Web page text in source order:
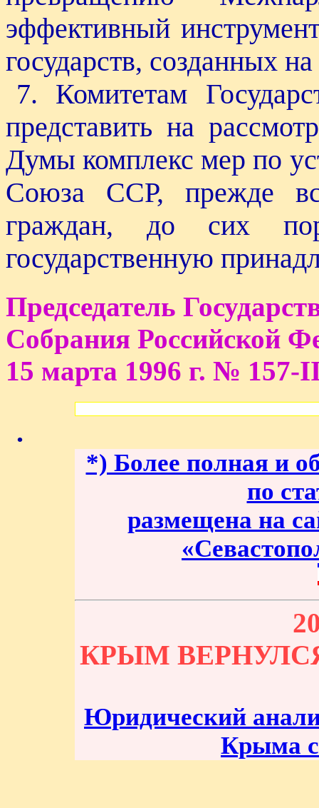
эффективный
государств, созданных
7. Комитетам
представить на
Думы комплекс мер по
Союза ССР, прежде
граждан, до сих
государственную
Председатель
Собрания Российской
15 марта 1996 г. № 157-
.
*) Более полная и
по
размещена на
КРЫМ
Юридический
Крыма с